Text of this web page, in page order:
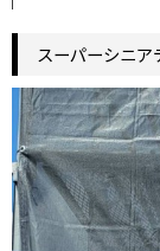
スーパーシニア